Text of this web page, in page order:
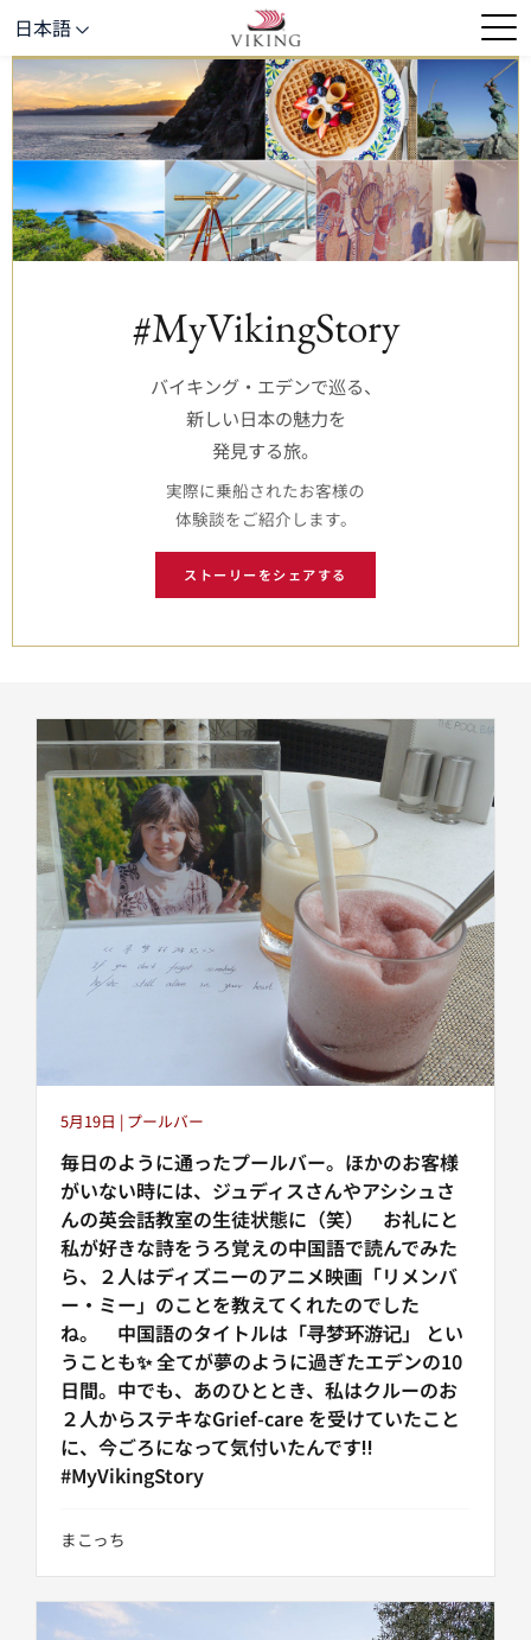
日本語
#MyVikingStory
バイキング・エデンで巡る、
新しい日本の魅力を
発見する旅。
実際に乗船されたお客様の
体験談をご紹介します。
ストーリーをシェアする
5月19日 | プールバー
毎日のように通ったプールバー。ほかのお客様
がいない時には、ジュディスさんやアシシュさ
んの英会話教室の生徒状態に（笑） お礼にと
私が好きな詩をうろ覚えの中国語で読んでみた
ら、２人はディズニーのアニメ映画「リメンバ
ー・ミー」のことを教えてくれたのでした
ね。 中国語のタイトルは「寻梦环游记」 とい
うことも✨ 全てが夢のように過ぎたエデンの10
日間。中でも、あのひととき、私はクルーのお
２人からステキなGrief-care を受けていたこと
に、今ごろになって気付いたんです‼️
#MyVikingStory
まこっち